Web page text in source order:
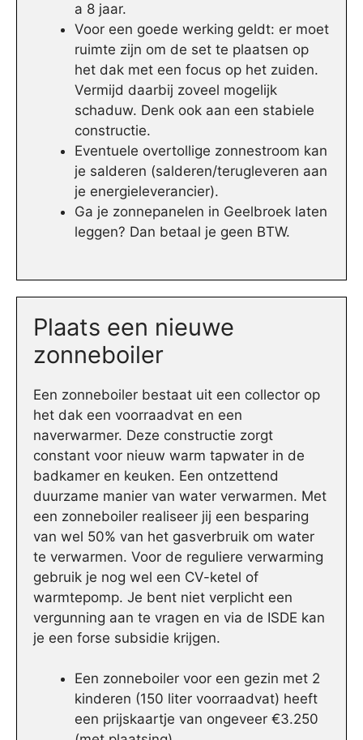
a 8 jaar.
Voor een goede werking geldt: er moet
ruimte zijn om de set te plaatsen op
het dak met een focus op het zuiden.
Vermijd daarbij zoveel mogelijk
schaduw. Denk ook aan een stabiele
constructie.
Eventuele overtollige zonnestroom kan
je salderen (salderen/terugleveren aan
je energieleverancier).
Ga je zonnepanelen in Geelbroek laten
leggen? Dan betaal je geen BTW.
Plaats een nieuwe
zonneboiler
Een zonneboiler bestaat uit een collector op
het dak een voorraadvat en een
naverwarmer. Deze constructie zorgt
constant voor nieuw warm tapwater in de
badkamer en keuken. Een ontzettend
duurzame manier van water verwarmen. Met
een zonneboiler realiseer jij een besparing
van wel 50% van het gasverbruik om water
te verwarmen. Voor de reguliere verwarming
gebruik je nog wel een CV-ketel of
warmtepomp. Je bent niet verplicht een
vergunning aan te vragen en via de ISDE kan
je een forse subsidie krijgen.
Een zonneboiler voor een gezin met 2
kinderen (150 liter voorraadvat) heeft
een prijskaartje van ongeveer €3.250